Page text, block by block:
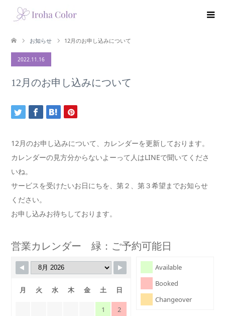
お知らせ 12月のお申し込みについて
2022.11.16
12月のお申し込みについて
12月のお申し込みについて、カレンダーを更新しております。
カレンダーの見方分からないよーって人はLINEで聞いてくださ
いね。
サービスを受けたいお日にちを、第２、第３希望までお知らせ
ください。
お申し込みお待ちしております。
営業カレンダー 緑：ご予約可能日
Available
Booked
Changeover
月 火 水 木 金 土 日
1
2